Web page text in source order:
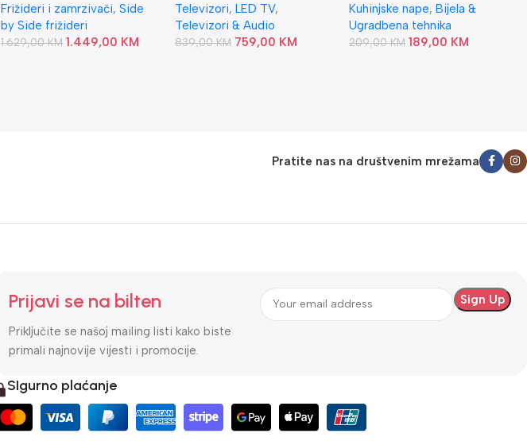
Frižideri i zamrzivači, Side
by Side frižideri
1.629,00KM 1.449,00 KM
Televizori, LED TV,
Televizori & Audio
839,00KM 759,00 KM
Kuhinjske nape, Bijela &
Ugradbena tehnika
209,00KM 189,00 KM
Pratite nas na društvenim mrežama
Prijavi se na bilten
Priključite se našoj mailing listi kako biste
primali najnovije vijesti i promocije.
SIgurno plaćanje